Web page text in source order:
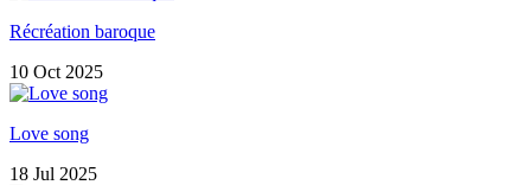
Récréation baroque
10 Oct 2025
Love song
18 Jul 2025